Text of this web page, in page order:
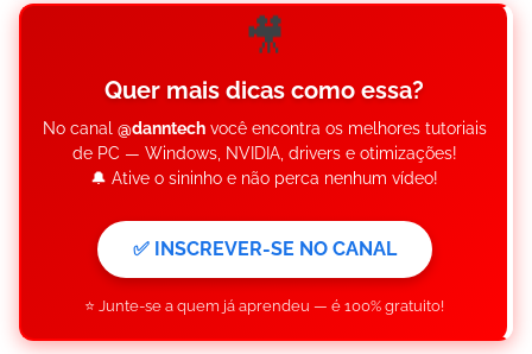
🎥
Quer mais dicas como essa?
No canal @danntechvocê encontra os melhores tutoriais
de PC — Windows, NVIDIA, drivers e otimizações!
🔔 Ative o sininho e não perca nenhum vídeo!
✅ INSCREVER-SE NO CANAL
⭐ Junte-se a quem já aprendeu — é 100% gratuito!